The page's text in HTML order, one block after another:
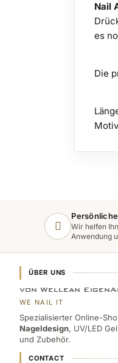
Nail
es
Die
Wir helfen
Anwendung
ÜBER UNS
von Wellean
WE NAIL IT
Spezialisierter Online-
Nageldesign, UV/LED
und Zubehör.
CONTACT